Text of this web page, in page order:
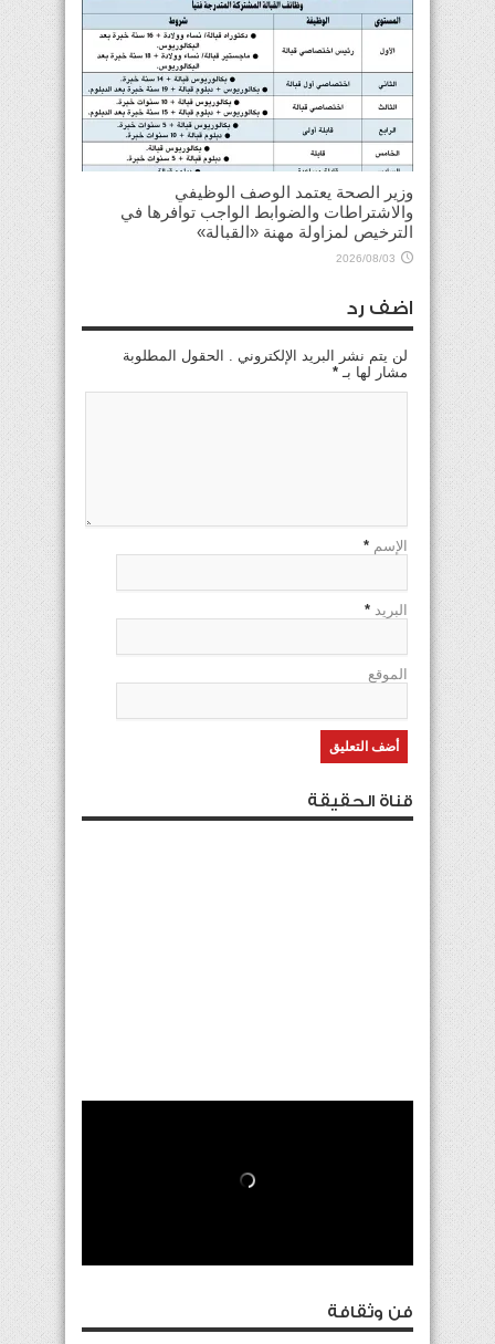
وزير الصحة يعتمد الوصف الوظيفي
والاشتراطات والضوابط الواجب توافرها في
الترخيص لمزاولة مهنة «القبالة»
2026/08/03
اضف رد
لن يتم نشر البريد الإلكتروني . الحقول المطلوبة
مشار لها بـ *
الإسم *
البريد *
الموقع
قناة الحقيقة
فن وثقافة